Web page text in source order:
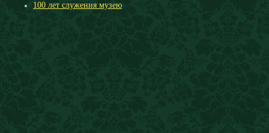
100 лет служения музею